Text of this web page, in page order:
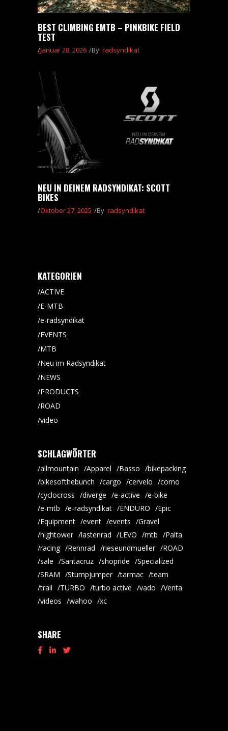
BEST CLIMBING EMTB – PINKBIKE FIELD
TEST
Januar 28, 2026 By radsyndikat
NEU IN DEINEM RADSYNDIKAT: SCOTT
BIKES
Oktober 27, 2025 By radsyndikat
KATEGORIEN
ACTIVE
E-MTB
e-radsyndikat
EVENTS
MTB
Neu im Radsyndikat
NEWS
PRODUCTS
ROAD
video
SCHLAGWÖRTER
allmountain Apparel Basso
bikepacking
bikesofthebunch
cargo cervelo
como
cyclocross
diverge e-active
e-bike
e-mtb
e-radsyndikat ENDURO
Epic
Equipment
event events
Gravel
hightower
lastenrad LEVO mtb
Palta
racing
Rennrad rieseundmueller
ROAD
sale
Santacruz shopride
Specialized
SRAM
Stumpjumper tarmac
team
trail
TURBO turbo active vado
Venta
videos
wahoo xc
SHARE